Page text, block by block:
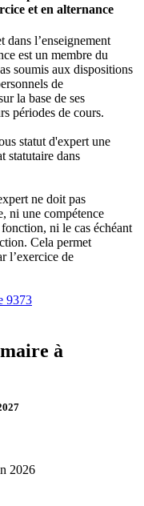
et en alternance
dans l’enseignement
est un membre du
soumis aux dispositions
de
la base de ses
périodes de cours.
statut d'expert une
statutaire dans
ne doit pas
ni une compétence
ni le cas échéant
Cela permet
l’exercice de
9373
à
2026